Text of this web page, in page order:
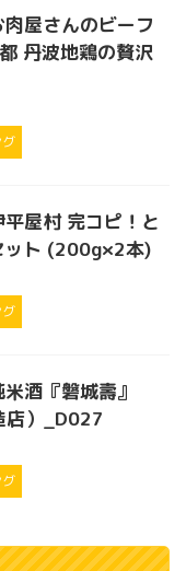
肉屋さんのビーフ
丹波地鶏の贅沢
平屋村 完コピ！と
ット (200g×2本)
酒『磐城壽』
）_D027